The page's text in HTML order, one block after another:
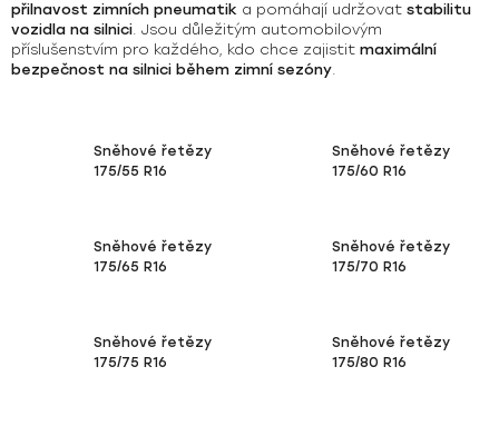
přilnavost zimních pneumatik a pomáhají udržovat stabilitu
vozidla na silnici. Jsou důležitým automobilovým
příslušenstvím pro každého, kdo chce zajistit maximální
bezpečnost na silnici během zimní sezóny.
Sněhové řetězy
175/55 R16
Sněhové řetězy
175/60 R16
Sněhové řetězy
175/65 R16
Sněhové řetězy
175/70 R16
Sněhové řetězy
175/75 R16
Sněhové řetězy
175/80 R16